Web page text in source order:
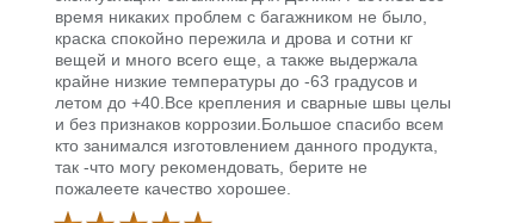
время никаких проблем с багажником не было,
краска спокойно пережила и дрова и сотни кг
вещей и много всего еще, а также выдержала
крайне низкие температуры до -63 градусов и
летом до +40.Все крепления и сварные швы целы
и без признаков коррозии.Большое спасибо всем
кто занимался изготовлением данного продукта,
так -что могу рекомендовать, берите не
пожалеете качество хорошее.